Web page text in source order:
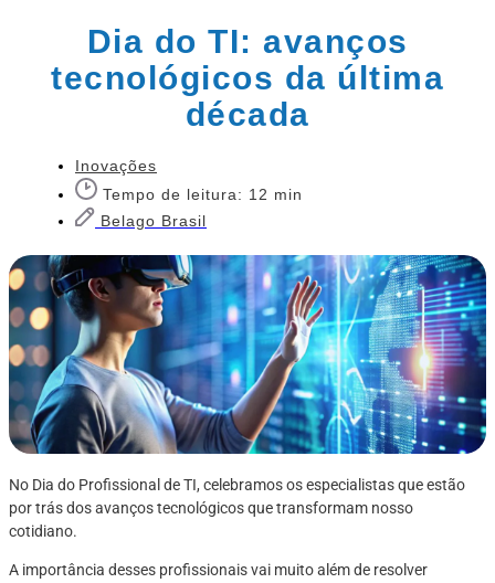
Dia do TI: avanços
tecnológicos da última
década
Inovações
Tempo de leitura: 12 min
Belago Brasil
No Dia do Profissional de TI, celebramos os especialistas que estão
por trás dos avanços tecnológicos que transformam nosso
cotidiano.
A importância desses profissionais vai muito além de resolver